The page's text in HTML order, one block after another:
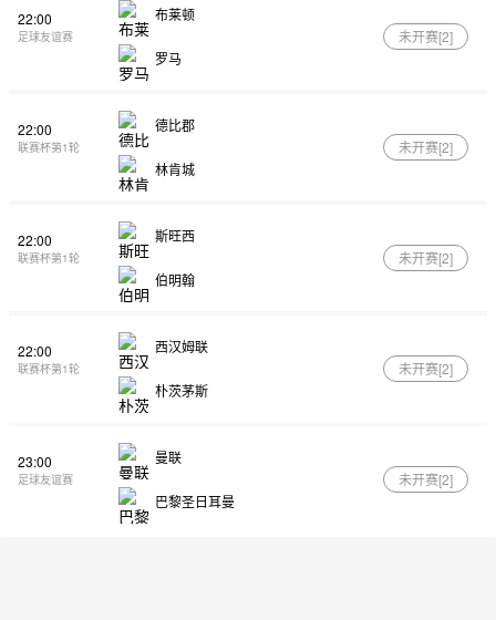
22:00
足球友谊赛
布莱顿
罗马
未开赛[2]
22:00
联赛杯第1轮
德比郡
林肯城
未开赛[2]
22:00
联赛杯第1轮
斯旺西
伯明翰
未开赛[2]
22:00
联赛杯第1轮
西汉姆联
朴茨茅斯
未开赛[2]
23:00
足球友谊赛
曼联
巴黎圣日耳曼
未开赛[2]